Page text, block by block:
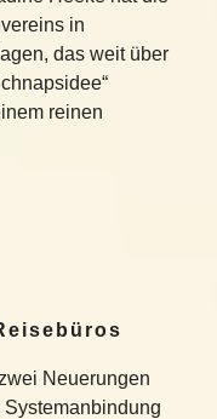
in
das weit über
reinen
Neuerungen